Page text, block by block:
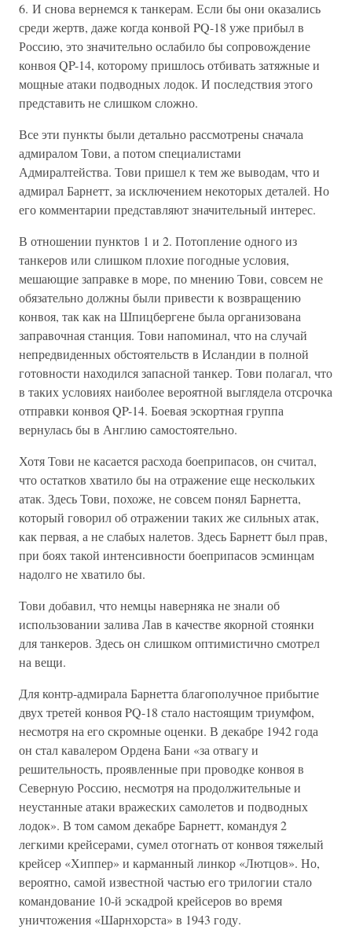
6. И снова вернемся к танкерам. Если бы они оказались
среди жертв, даже когда конвой PQ-18 уже прибыл в
Россию, это значительно ослабило бы сопровождение
конвоя QP-14, которому пришлось отбивать затяжные и
мощные атаки подводных лодок. И последствия этого
представить не слишком сложно.
Все эти пункты были детально рассмотрены сначала
адмиралом Тови, а потом специалистами
Адмиралтейства. Тови пришел к тем же выводам, что и
адмирал Барнетт, за исключением некоторых деталей. Но
его комментарии представляют значительный интерес.
В отношении пунктов 1 и 2. Потопление одного из
танкеров или слишком плохие погодные условия,
мешающие заправке в море, по мнению Тови, совсем не
обязательно должны были привести к возвращению
конвоя, так как на Шпицбергене была организована
заправочная станция. Тови напоминал, что на случай
непредвиденных обстоятельств в Исландии в полной
готовности находился запасной танкер. Тови полагал, что
в таких условиях наиболее вероятной выглядела отсрочка
отправки конвоя QP-14. Боевая эскортная группа
вернулась бы в Англию самостоятельно.
Хотя Тови не касается расхода боеприпасов, он считал,
что остатков хватило бы на отражение еще нескольких
атак. Здесь Тови, похоже, не совсем понял Барнетта,
который говорил об отражении таких же сильных атак,
как первая, а не слабых налетов. Здесь Барнетт был прав,
при боях такой интенсивности боеприпасов эсминцам
надолго не хватило бы.
Тови добавил, что немцы наверняка не знали об
использовании залива Лав в качестве якорной стоянки
для танкеров. Здесь он слишком оптимистично смотрел
на вещи.
Для контр-адмирала Барнетта благополучное прибытие
двух третей конвоя PQ-18 стало настоящим триумфом,
несмотря на его скромные оценки. В декабре 1942 года
он стал кавалером Ордена Бани «за отвагу и
решительность, проявленные при проводке конвоя в
Северную Россию, несмотря на продолжительные и
неустанные атаки вражеских самолетов и подводных
лодок». В том самом декабре Барнетт, командуя 2
легкими крейсерами, сумел отогнать от конвоя тяжелый
крейсер «Хиппер» и карманный линкор «Лютцов». Но,
вероятно, самой известной частью его трилогии стало
командование 10-й эскадрой крейсеров во время
уничтожения «Шарнхорста» в 1943 году.